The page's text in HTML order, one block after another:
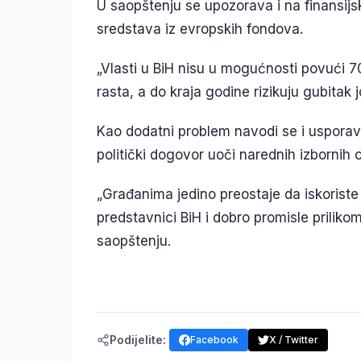
U saopštenju se upozorava i na
sredstava iz evropskih fondova.
„Vlasti u BiH nisu u mogućnosti povući
rasta, a do kraja godine rizikuju gubitak
Kao dodatni problem navodi se i
politički dogovor uoči narednih izbornih
„Građanima jedino preostaje da
predstavnici BiH i dobro promisle
saopštenju.
Podijelite: Facebook X / Twitter